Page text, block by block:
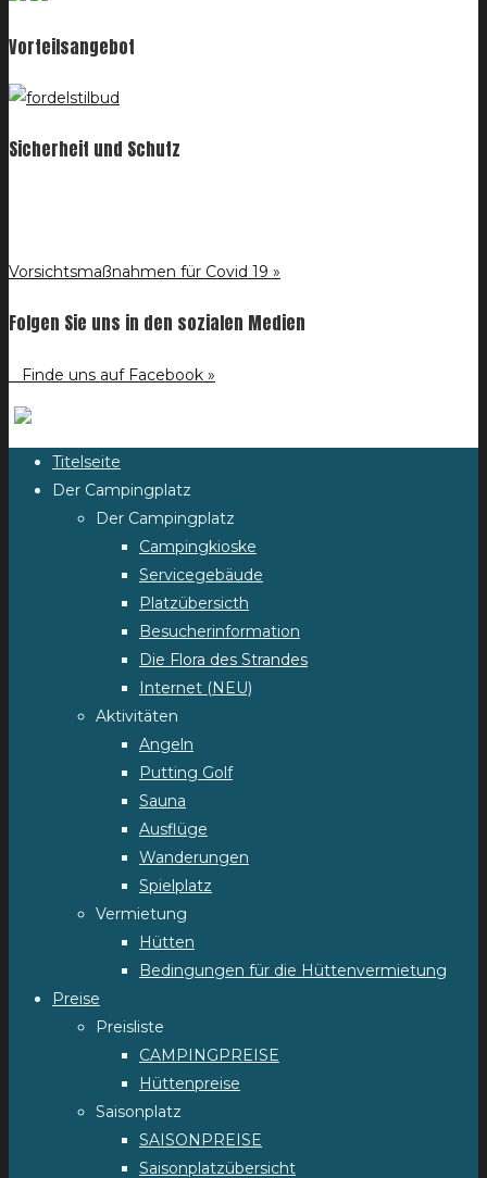
Vorteilsangebot
Sicherheit und Schutz
Vorsichtsmaßnahmen für Covid 19 »
Folgen Sie uns in den sozialen Medien
Finde uns auf Facebook »
Titelseite
Der Campingplatz
Der Campingplatz
Campingkioske
Servicegebäude
Platzübersicth
Besucherinformation
Die Flora des Strandes
Internet (NEU)
Aktivitäten
Angeln
Putting Golf
Sauna
Ausflüge
Wanderungen
Spielplatz
Vermietung
Hütten
Bedingungen für die Hüttenvermietung
Preise
Preisliste
CAMPINGPREISE
Hüttenpreise
Saisonplatz
SAISONPREISE
Saisonplatzübersicht